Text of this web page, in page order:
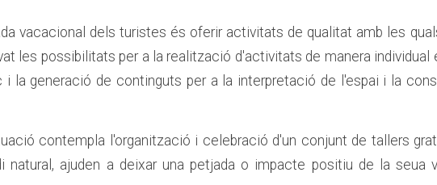
vacacional dels turistes és oferir activitats de qualitat amb les
les possibilitats per a la realització d'activitats de manera individual
i la generació de continguts per a la interpretació de l'espai i la
contempla l'organització i celebració d'un conjunt de tallers
ajuden a deixar una petjada o impacte positiu de la seua